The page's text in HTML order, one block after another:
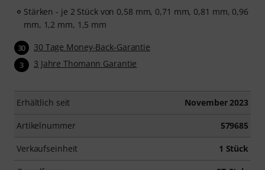
Stärken - je 2 Stück von 0,58 mm, 0,71 mm, 0,81 mm, 0,96
mm, 1,2 mm, 1,5 mm
30 30 Tage Money-Back-Garantie
3 3 Jahre Thomann Garantie
Erhältlich seit November 2023
Artikelnummer 579685
Verkaufseinheit 1 Stück